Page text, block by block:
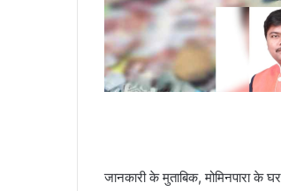
जानकारी के मुताबिक, मोमिनपारा